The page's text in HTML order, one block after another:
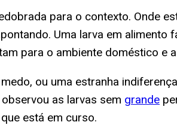
para o contexto. Onde
Uma larva em
para o ambiente doméstico e
ou uma estranha
as larvas sem grande
está em curso.